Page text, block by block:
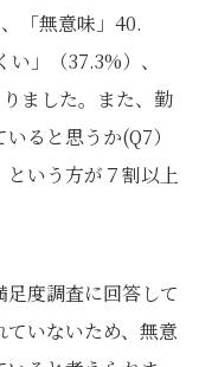
「無意味」40.
」（37.3%）、
ました。また、勤
ると思うか(Q7）
いう方が７割以上
度調査に回答して
いないため、無意